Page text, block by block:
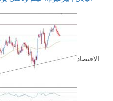
الاقتصاد